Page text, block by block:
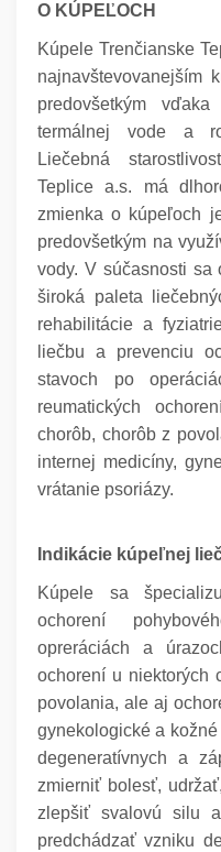
O KÚPEĽOCH
Kúpele Trenčianske
najnavštevovanejším
predovšetkým
termálnej vode a
Liečebná
Teplice a.s. má
zmienka o kúpeľoch
predovšetkým na
vody. V súčasnosti sa
široká paleta
rehabilitácie a
liečbu a prevenciu
stavoch po
reumatických
chorôb, chorôb z
internej medicíny,
vrátanie psoriázy.
Indikácie kúpeľnej
Kúpele sa
ochorení
opreráciách a
ochorení u niektorých
povolania, ale aj
gynekologické a
degeneratívnych a
zmierniť bolesť,
zlepšiť svalovú silu
predchádzať vzniku